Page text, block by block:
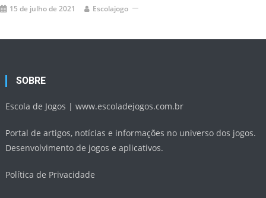
15 de julho de 2021 Escolajogo
SOBRE
Escola de Jogos |www.escoladejogos.com.br
Portal de artigos, notícias e informações no universo dos jogos.
Desenvolvimento de jogos e aplicativos.
Política de Privacidade